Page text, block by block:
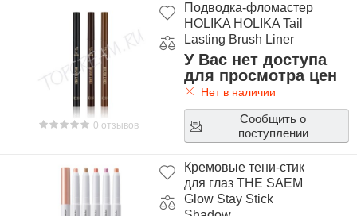
0 отзывов
Подводка-фломастер
HOLIKA HOLIKA Tail
Lasting Brush Liner
У Вас нет доступа
для просмотра цен
Нет в наличии
Сообщить о
поступлении
Кремовые тени-стик
для глаз THE SAEM
Glow Stay Stick